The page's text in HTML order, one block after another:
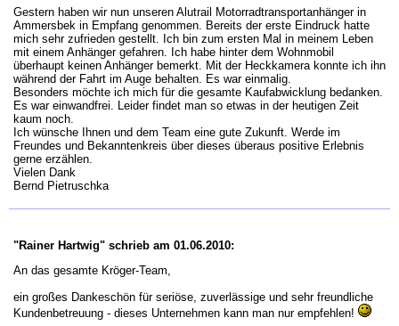
Gestern haben wir nun unseren Alutrail Motorradtransportanhänger in
Ammersbek in Empfang genommen. Bereits der erste Eindruck hatte
mich sehr zufrieden gestellt. Ich bin zum ersten Mal in meinem Leben
mit einem Anhänger gefahren. Ich habe hinter dem Wohnmobil
überhaupt keinen Anhänger bemerkt. Mit der Heckkamera konnte ich ihn
während der Fahrt im Auge behalten. Es war einmalig.
Besonders möchte ich mich für die gesamte Kaufabwicklung bedanken.
Es war einwandfrei. Leider findet man so etwas in der heutigen Zeit
kaum noch.
Ich wünsche Ihnen und dem Team eine gute Zukunft. Werde im
Freundes und Bekanntenkreis über dieses überaus positive Erlebnis
gerne erzählen.
Vielen Dank
Bernd Pietruschka
"Rainer Hartwig" schrieb am 01.06.2010:
An das gesamte Kröger-Team,
ein großes Dankeschön für seriöse, zuverlässige und sehr freundliche
Kundenbetreuung - dieses Unternehmen kann man nur empfehlen!